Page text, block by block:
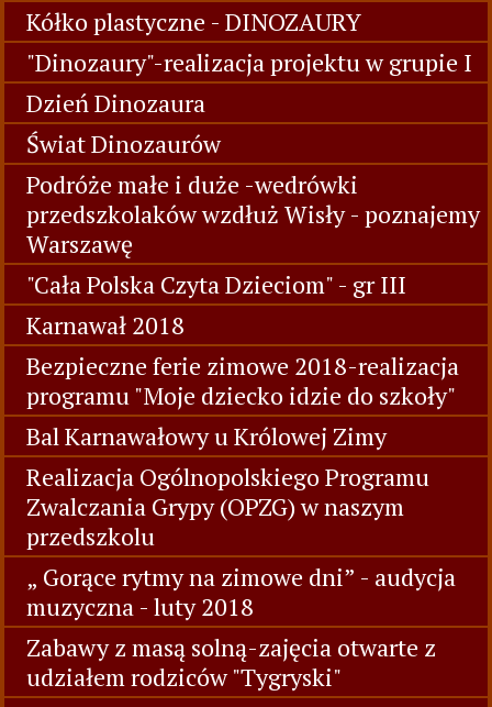
Kółko plastyczne - DINOZAURY
"Dinozaury"-realizacja projektu w grupie I
Dzień Dinozaura
Świat Dinozaurów
Podróże małe i duże -wedrówki
przedszkolaków wzdłuż Wisły - poznajemy
Warszawę
"Cała Polska Czyta Dzieciom" - gr III
Karnawał 2018
Bezpieczne ferie zimowe 2018-realizacja
programu "Moje dziecko idzie do szkoły"
Bal Karnawałowy u Królowej Zimy
Realizacja Ogólnopolskiego Programu
Zwalczania Grypy (OPZG) w naszym
przedszkolu
„ Gorące rytmy na zimowe dni” - audycja
muzyczna - luty 2018
Zabawy z masą solną-zajęcia otwarte z
udziałem rodziców "Tygryski"